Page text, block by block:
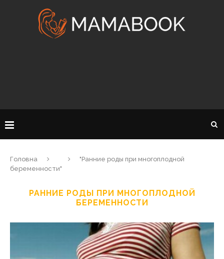
Головна
"Ранние роды при многоплодной
беременности"
РАННИЕ РОДЫ ПРИ МНОГОПЛОДНОЙ
БЕРЕМЕННОСТИ